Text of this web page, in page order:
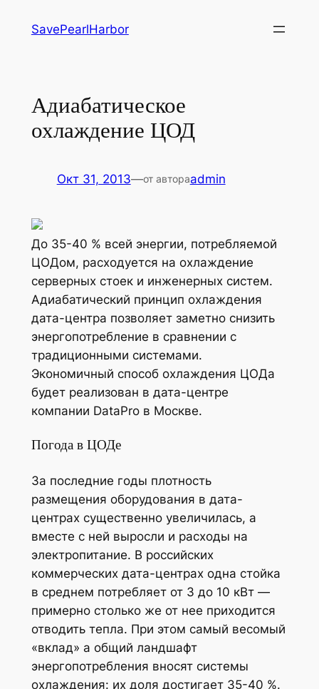
SavePearlHarbor
Адиабатическое
охлаждение ЦОД
Окт 31, 2013—от автораadmin
До 35-40 % всей энергии, потребляемой
ЦОДом, расходуется на охлаждение
серверных стоек и инженерных систем.
Адиабатический принцип охлаждения
дата-центра позволяет заметно снизить
энергопотребление в сравнении с
традиционными системами.
Экономичный способ охлаждения ЦОДа
будет реализован в дата-центре
компании DataPro в Москве.
Погода в ЦОДе
За последние годы плотность
размещения оборудования в дата-
центрах существенно увеличилась, а
вместе с ней выросли и расходы на
электропитание. В российских
коммерческих дата-центрах одна стойка
в среднем потребляет от 3 до 10 кВт —
примерно столько же от нее приходится
отводить тепла. При этом самый весомый
«вклад» а общий ландшафт
энергопотребления вносят системы
охлаждения: их доля достигает 35-40 %.